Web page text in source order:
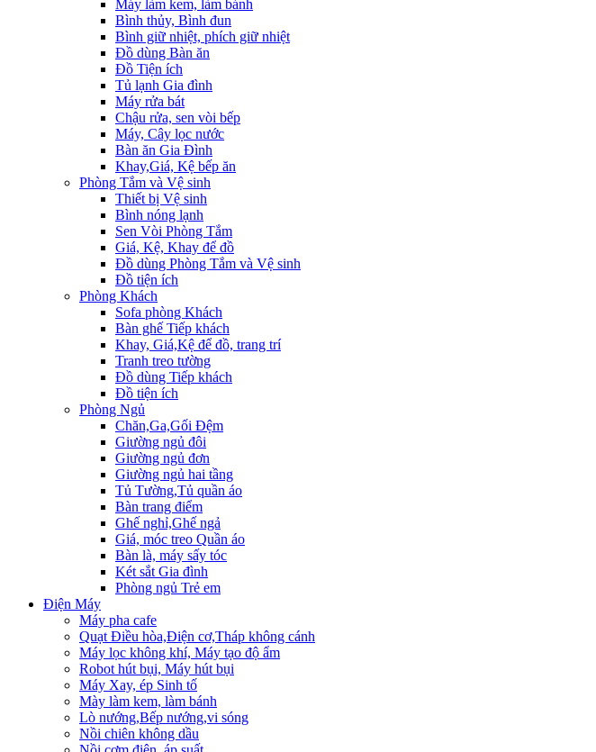
Máy làm kem, làm bánh
Bình thủy, Bình đun
Bình giữ nhiệt, phích giữ nhiệt
Đồ dùng Bàn ăn
Đồ Tiện ích
Tủ lạnh Gia đình
Máy rửa bát
Chậu rửa, sen vòi bếp
Máy, Cây lọc nước
Bàn ăn Gia Đình
Khay,Giá, Kệ bếp ăn
Phòng Tắm và Vệ sinh
Thiết bị Vệ sinh
Bình nóng lạnh
Sen Vòi Phòng Tắm
Giá, Kệ, Khay để đồ
Đồ dùng Phòng Tắm và Vệ sinh
Đồ tiện ích
Phòng Khách
Sofa phòng Khách
Bàn ghế Tiếp khách
Khay, Giá,Kệ để đồ, trang trí
Tranh treo tường
Đồ dùng Tiếp khách
Đồ tiện ích
Phòng Ngủ
Chăn,Ga,Gối Đệm
Giường ngủ đôi
Giường ngủ đơn
Giường ngủ hai tầng
Tủ Tường,Tủ quần áo
Bàn trang điểm
Ghế nghỉ,Ghế ngả
Giá, móc treo Quần áo
Bàn là, máy sấy tóc
Két sắt Gia đình
Phòng ngủ Trẻ em
Điện Máy
Máy pha cafe
Quạt Điều hòa,Điện cơ,Tháp không cánh
Máy lọc không khí, Máy tạo độ ẩm
Robot hút bụi, Máy hút bụi
Máy Xay, ép Sinh tố
Mày làm kem, làm bánh
Lò nướng,Bếp nướng,vi sóng
Nồi chiên không dầu